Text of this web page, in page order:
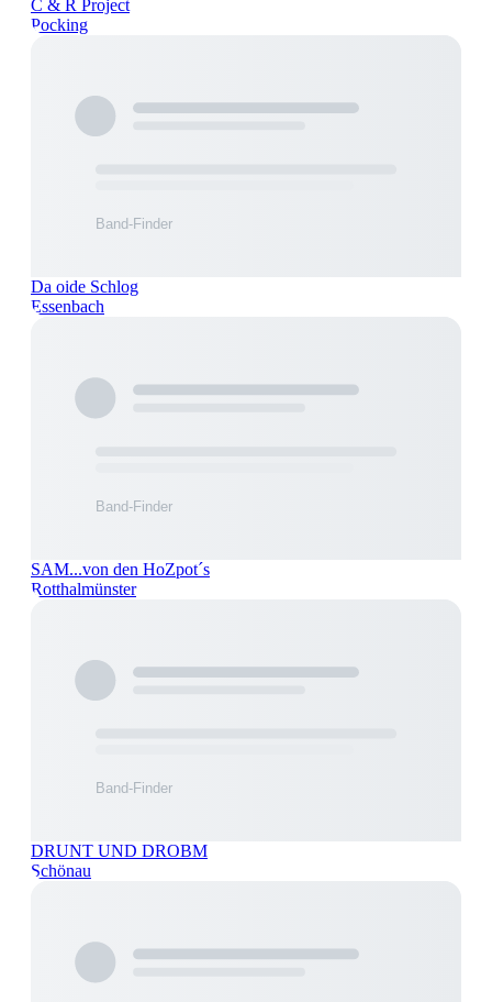
C & R Project
Pocking
Da oide Schlog
Essenbach
SAM...von den HoZpot´s
Rotthalmünster
DRUNT UND DROBM
Schönau